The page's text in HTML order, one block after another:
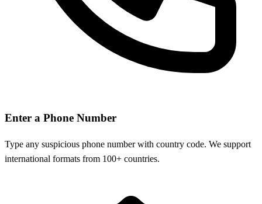
Enter a Phone Number
Type any suspicious phone number with country code. We support
international formats from 100+ countries.